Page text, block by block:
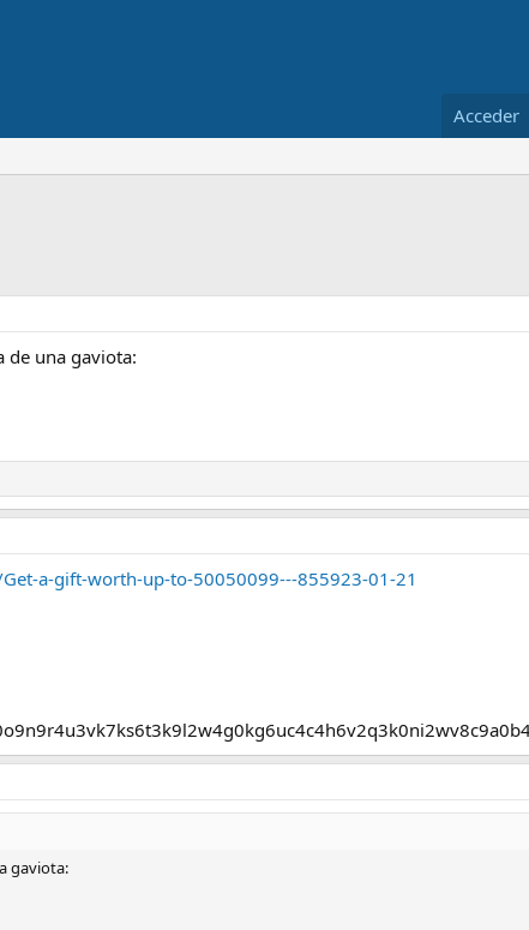
Acceder
de una gaviota:
a-gift-worth-up-to-50050099---855923-01-21
gaviota: